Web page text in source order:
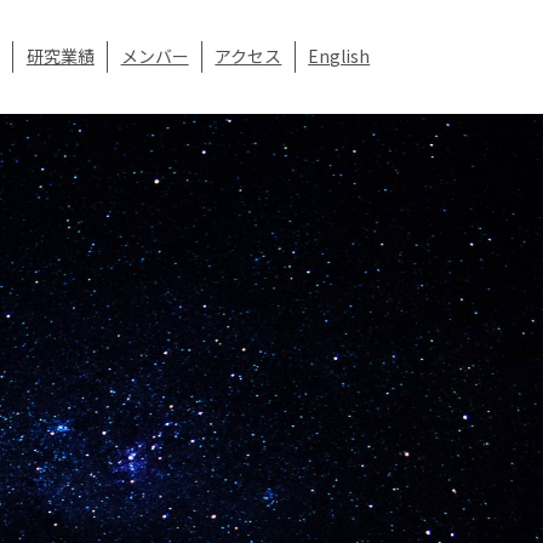
研究業績 メンバー アクセス English